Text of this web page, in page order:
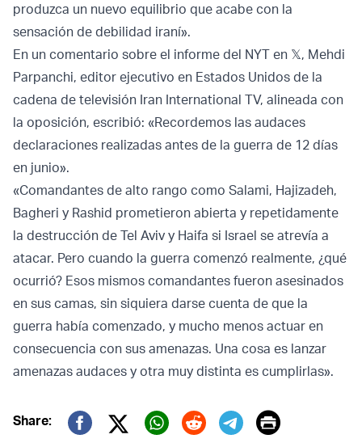
produzca un nuevo equilibrio que acabe con la
sensación de debilidad iraní».
En un comentario sobre el informe del NYT en 𝕏, Mehdi
Parpanchi, editor ejecutivo en Estados Unidos de la
cadena de televisión Iran International TV, alineada con
la oposición, escribió: «Recordemos las audaces
declaraciones realizadas antes de la guerra de 12 días
en junio».
«Comandantes de alto rango como Salami, Hajizadeh,
Bagheri y Rashid prometieron abierta y repetidamente
la destrucción de Tel Aviv y Haifa si Israel se atrevía a
atacar. Pero cuando la guerra comenzó realmente, ¿qué
ocurrió? Esos mismos comandantes fueron asesinados
en sus camas, sin siquiera darse cuenta de que la
guerra había comenzado, y mucho menos actuar en
consecuencia con sus amenazas. Una cosa es lanzar
amenazas audaces y otra muy distinta es cumplirlas».
Share: Print